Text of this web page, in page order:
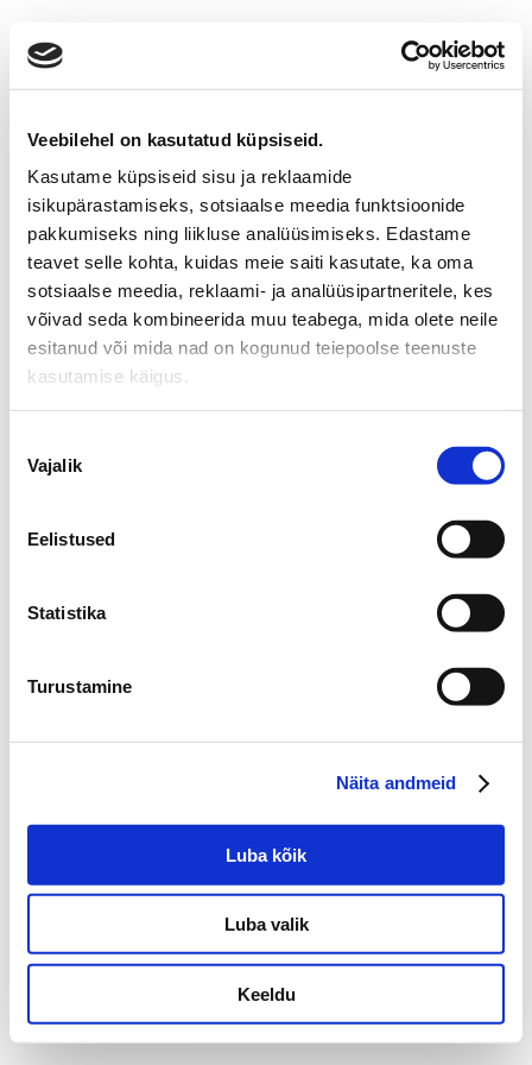
Veebilehel on kasutatud küpsiseid.
Kasutame küpsiseid sisu ja reklaamide
isikupärastamiseks, sotsiaalse meedia funktsioonide
pakkumiseks ning liikluse analüüsimiseks. Edastame
teavet selle kohta, kuidas meie saiti kasutate, ka oma
sotsiaalse meedia, reklaami- ja analüüsipartneritele, kes
võivad seda kombineerida muu teabega, mida olete neile
esitanud või mida nad on kogunud teiepoolse teenuste
kasutamise käigus.
valik
Vajalik
Eelistused
Statistika
Turustamine
Näita andmeid
Luba kõik
Luba valik
Keeldu
Vae 16, Laagri, 76401,
+372 650 1901
©2022 Laboratorios BABÉ S.L.
KVALITEEDIPOLIITIKA